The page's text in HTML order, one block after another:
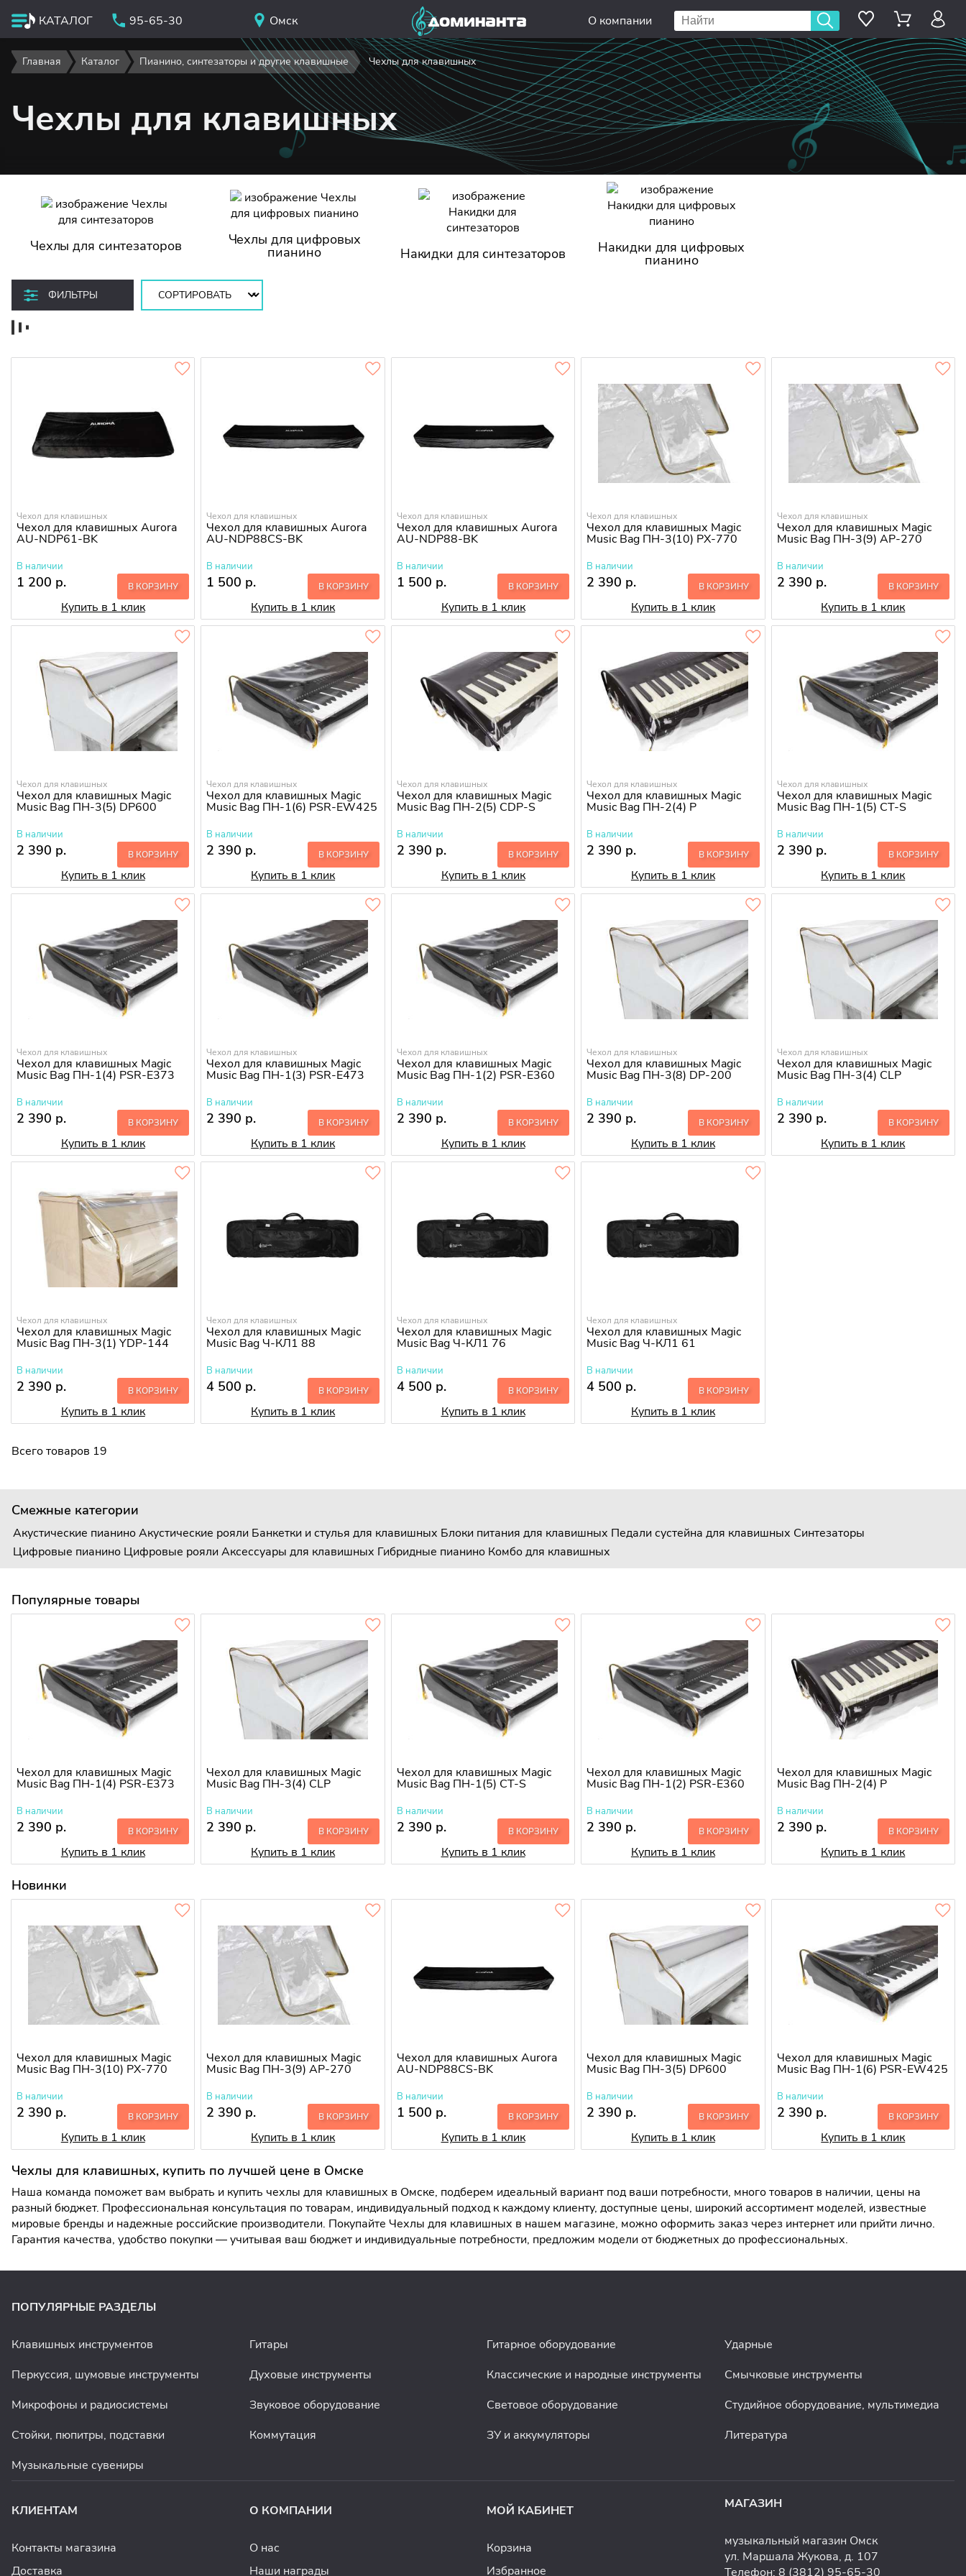
КАТАЛОГ 95-65-30 Омск О компании
Главная Каталог Пианино, синтезаторы и другие клавишные Чехлы для клавишных
Чехлы для клавишных
Чехлы для синтезаторов Чехлы для цифровых
пианино Накидки для синтезаторов Накидки для цифровых
пианино
ФИЛЬТРЫ
Чехол для клавишных
Чехол для клавишных Aurora
AU-NDP61-BK
В наличии
1 200 р. В КОРЗИНУ
Купить в 1 клик
Чехол для клавишных
Чехол для клавишных Aurora
AU-NDP88CS-BK
В наличии
1 500 р. В КОРЗИНУ
Купить в 1 клик
Чехол для клавишных
Чехол для клавишных Aurora
AU-NDP88-BK
В наличии
1 500 р. В КОРЗИНУ
Купить в 1 клик
Чехол для клавишных
Чехол для клавишных Magic
Music Bag ПН-3(10) PX-770
В наличии
2 390 р. В КОРЗИНУ
Купить в 1 клик
Чехол для клавишных
Чехол для клавишных Magic
Music Bag ПН-3(9) AP-270
В наличии
2 390 р. В КОРЗИНУ
Купить в 1 клик
Чехол для клавишных
Чехол для клавишных Magic
Music Bag ПН-3(5) DP600
В наличии
2 390 р. В КОРЗИНУ
Купить в 1 клик
Чехол для клавишных
Чехол для клавишных Magic
Music Bag ПН-1(6) PSR-EW425
В наличии
2 390 р. В КОРЗИНУ
Купить в 1 клик
Чехол для клавишных
Чехол для клавишных Magic
Music Bag ПН-2(5) CDP-S
В наличии
2 390 р. В КОРЗИНУ
Купить в 1 клик
Чехол для клавишных
Чехол для клавишных Magic
Music Bag ПН-2(4) P
В наличии
2 390 р. В КОРЗИНУ
Купить в 1 клик
Чехол для клавишных
Чехол для клавишных Magic
Music Bag ПН-1(5) CT-S
В наличии
2 390 р. В КОРЗИНУ
Купить в 1 клик
Чехол для клавишных
Чехол для клавишных Magic
Music Bag ПН-1(4) PSR-E373
В наличии
2 390 р. В КОРЗИНУ
Купить в 1 клик
Чехол для клавишных
Чехол для клавишных Magic
Music Bag ПН-1(3) PSR-E473
В наличии
2 390 р. В КОРЗИНУ
Купить в 1 клик
Чехол для клавишных
Чехол для клавишных Magic
Music Bag ПН-1(2) PSR-E360
В наличии
2 390 р. В КОРЗИНУ
Купить в 1 клик
Чехол для клавишных
Чехол для клавишных Magic
Music Bag ПН-3(8) DP-200
В наличии
2 390 р. В КОРЗИНУ
Купить в 1 клик
Чехол для клавишных
Чехол для клавишных Magic
Music Bag ПН-3(4) CLP
В наличии
2 390 р. В КОРЗИНУ
Купить в 1 клик
Чехол для клавишных
Чехол для клавишных Magic
Music Bag ПН-3(1) YDP-144
В наличии
2 390 р. В КОРЗИНУ
Купить в 1 клик
Чехол для клавишных
Чехол для клавишных Magic
Music Bag Ч-КЛ1 88
В наличии
4 500 р. В КОРЗИНУ
Купить в 1 клик
Чехол для клавишных
Чехол для клавишных Magic
Music Bag Ч-КЛ1 76
В наличии
4 500 р. В КОРЗИНУ
Купить в 1 клик
Чехол для клавишных
Чехол для клавишных Magic
Music Bag Ч-КЛ1 61
В наличии
4 500 р. В КОРЗИНУ
Купить в 1 клик
Всего товаров 19
Смежные категории
Акустические пианиноАкустические рояли Банкетки и стулья для клавишных Блоки питания для клавишных Педали сустейна для клавишных Синтезаторы
Цифровые пианино Цифровые рояли Аксессуары для клавишных Гибридные пианино Комбо для клавишных
Популярные товары
Чехол для клавишных Magic
Music Bag ПН-1(4) PSR-E373
В наличии
2 390 р. В КОРЗИНУ
Купить в 1 клик
Чехол для клавишных Magic
Music Bag ПН-3(4) CLP
В наличии
2 390 р. В КОРЗИНУ
Купить в 1 клик
Чехол для клавишных Magic
Music Bag ПН-1(5) CT-S
В наличии
2 390 р. В КОРЗИНУ
Купить в 1 клик
Чехол для клавишных Magic
Music Bag ПН-1(2) PSR-E360
В наличии
2 390 р. В КОРЗИНУ
Купить в 1 клик
Чехол для клавишных Magic
Music Bag ПН-2(4) P
В наличии
2 390 р. В КОРЗИНУ
Купить в 1 клик
Новинки
Чехол для клавишных Magic
Music Bag ПН-3(10) PX-770
В наличии
2 390 р. В КОРЗИНУ
Купить в 1 клик
Чехол для клавишных Magic
Music Bag ПН-3(9) AP-270
В наличии
2 390 р. В КОРЗИНУ
Купить в 1 клик
Чехол для клавишных Aurora
AU-NDP88CS-BK
В наличии
1 500 р. В КОРЗИНУ
Купить в 1 клик
Чехол для клавишных Magic
Music Bag ПН-3(5) DP600
В наличии
2 390 р. В КОРЗИНУ
Купить в 1 клик
Чехол для клавишных Magic
Music Bag ПН-1(6) PSR-EW425
В наличии
2 390 р. В КОРЗИНУ
Купить в 1 клик
Чехлы для клавишных, купить по лучшей цене в Омске
Наша команда поможет вам выбрать и купить чехлы для клавишных в Омске, подберем идеальный вариант под ваши потребности, много товаров в наличии, цены на
разный бюджет. Профессиональная консультация по товарам, индивидуальный подход к каждому клиенту, доступные цены, широкий ассортимент моделей, известные
мировые бренды и надежные российские производители. Покупайте Чехлы для клавишных в нашем магазине, можно оформить заказ через интернет или прийти лично.
Гарантия качества, удобство покупки — учитывая ваш бюджет и индивидуальные потребности, предложим модели от бюджетных до профессиональных.
ПОПУЛЯРНЫЕ РАЗДЕЛЫ
Клавишных инструментов Гитары Гитарное оборудование
Ударные
Перкуссия, шумовые инструменты
Духовые инструменты Классические и народные инструменты
Смычковые инструменты
Микрофоны и радиосистемы
Звуковое оборудование Световое оборудование
Студийное оборудование, мультимедиа
Стойки, пюпитры, подставки
Коммутация ЗУ и аккумуляторы
Литература
Музыкальные сувениры
КЛИЕНТАМ
Контакты магазина
Доставка
О КОМПАНИИ
О нас
Наши награды
МОЙ КАБИНЕТ
Корзина
Избранное
МАГАЗИН
музыкальный магазин Омск
ул. Маршала Жукова, д. 107
Телефон: 8 (3812) 95-65-30